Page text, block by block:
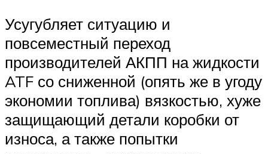
Усугубляет ситуацию и
повсеместный переход
производителей АКПП на жидкости
ATF со сниженной (опять же в угоду
экономии топлива) вязкостью, хуже
защищающий детали коробки от
износа, а также попытки